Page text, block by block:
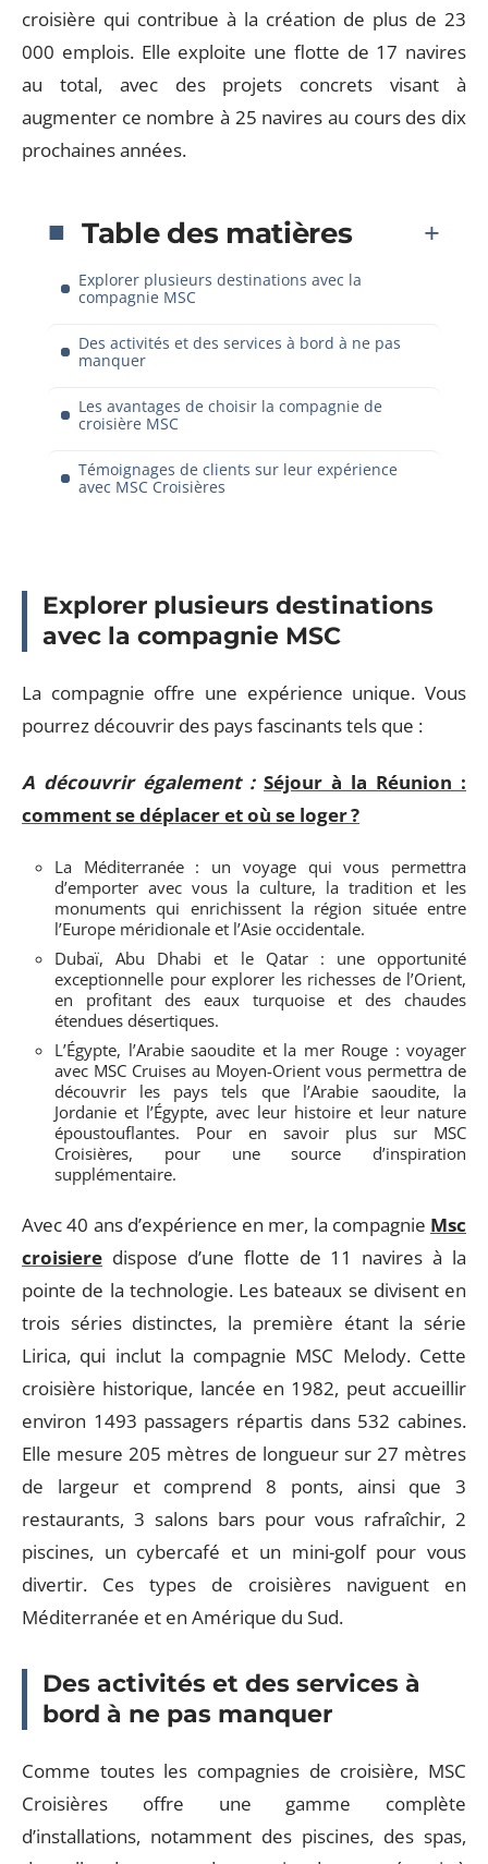
croisière qui contribue à la création de plus de 23
000 emplois. Elle exploite une flotte de 17 navires
au total, avec des projets concrets visant à
augmenter ce nombre à 25 navires au cours des dix
prochaines années.
Table des matières
Explorer plusieurs destinations avec la
compagnie MSC
Des activités et des services à bord à ne pas
manquer
Les avantages de choisir la compagnie de
croisière MSC
Témoignages de clients sur leur expérience
avec MSC Croisières
Explorer plusieurs destinations
avec la compagnie MSC
La compagnie offre une expérience unique. Vous
pourrez découvrir des pays fascinants tels que :
A découvrir également : Séjour à la Réunion :
comment se déplacer et où se loger ?
La Méditerranée : un voyage qui vous permettra
d’emporter avec vous la culture, la tradition et les
monuments qui enrichissent la région située entre
l’Europe méridionale et l’Asie occidentale.
Dubaï, Abu Dhabi et le Qatar : une opportunité
exceptionnelle pour explorer les richesses de l’Orient,
en profitant des eaux turquoise et des chaudes
étendues désertiques.
L’Égypte, l’Arabie saoudite et la mer Rouge : voyager
avec MSC Cruises au Moyen-Orient vous permettra de
découvrir les pays tels que l’Arabie saoudite, la
Jordanie et l’Égypte, avec leur histoire et leur nature
époustouflantes. Pour en savoir plus sur MSC
Croisières, pour une source d’inspiration
supplémentaire.
Avec 40 ans d’expérience en mer, la compagnie Msc
croisiere dispose d’une flotte de 11 navires à la
pointe de la technologie. Les bateaux se divisent en
trois séries distinctes, la première étant la série
Lirica, qui inclut la compagnie MSC Melody. Cette
croisière historique, lancée en 1982, peut accueillir
environ 1493 passagers répartis dans 532 cabines.
Elle mesure 205 mètres de longueur sur 27 mètres
de largeur et comprend 8 ponts, ainsi que 3
restaurants, 3 salons bars pour vous rafraîchir, 2
piscines, un cybercafé et un mini-golf pour vous
divertir. Ces types de croisières naviguent en
Méditerranée et en Amérique du Sud.
Des activités et des services à
bord à ne pas manquer
Comme toutes les compagnies de croisière, MSC
Croisières offre une gamme complète
d’installations, notamment des piscines, des spas,